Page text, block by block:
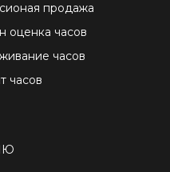
продажа
оценка часов
часов
часов